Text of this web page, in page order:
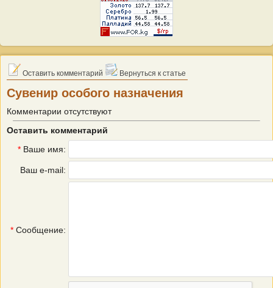
Оставить комментарий Вернуться к статье
Сувенир особого назначения
Комментарии отсутствуют
Оставить комментарий
* Ваше имя:
Ваш e-mail:
* Сообщение: